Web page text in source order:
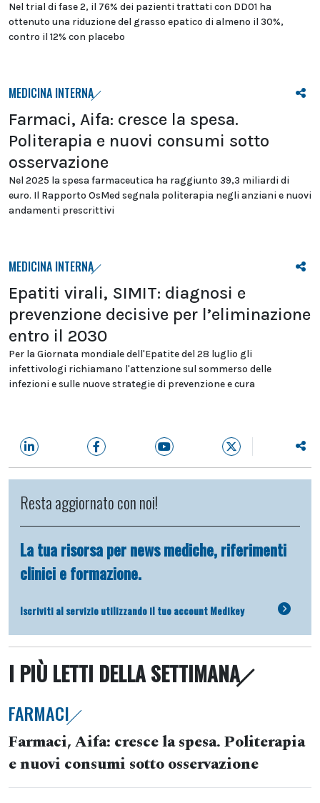
Nel trial di fase 2, il 76% dei pazienti trattati con DD01 ha
ottenuto una riduzione del grasso epatico di almeno il 30%,
contro il 12% con placebo
MEDICINA INTERNA
Farmaci, Aifa: cresce la spesa.
Politerapia e nuovi consumi sotto
osservazione
Nel 2025 la spesa farmaceutica ha raggiunto 39,3 miliardi di
euro. Il Rapporto OsMed segnala politerapia negli anziani e nuovi
andamenti prescrittivi
MEDICINA INTERNA
Epatiti virali, SIMIT: diagnosi e
prevenzione decisive per l’eliminazione
entro il 2030
Per la Giornata mondiale dell'Epatite del 28 luglio gli
infettivologi richiamano l'attenzione sul sommerso delle
infezioni e sulle nuove strategie di prevenzione e cura
Resta aggiornato con noi!
La tua risorsa per news mediche, riferimenti
clinici e formazione.
Iscriviti al servizio utilizzando il tuo account Medikey
I PIÙ LETTI DELLA SETTIMANA
FARMACI
Farmaci, Aifa: cresce la spesa. Politerapia
e nuovi consumi sotto osservazione